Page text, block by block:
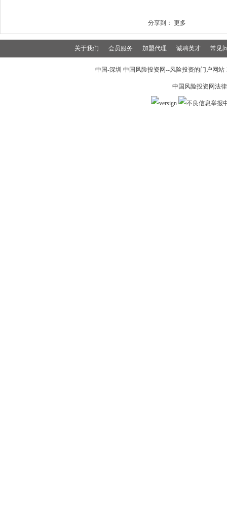
分享到： 更多
关于我们 会员服务 加盟代理 诚聘英才 常见
中国-深圳 中国风险投资网--风险投资的门户网
中国风险投资网法